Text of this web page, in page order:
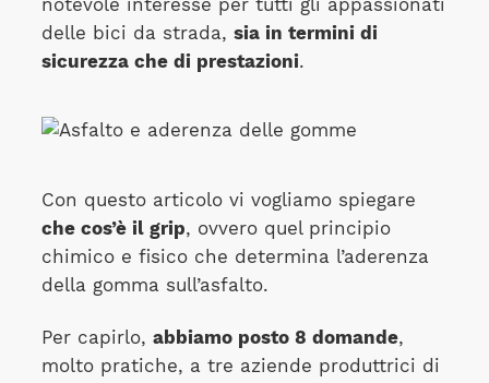
notevole interesse per tutti gli appassionati
delle bici da strada, sia in termini di
sicurezza che di prestazioni.
Con questo articolo vi vogliamo spiegare
che cos’è il grip, ovvero quel principio
chimico e fisico che determina l’aderenza
della gomma sull’asfalto.
Per capirlo, abbiamo posto 8 domande,
molto pratiche, a tre aziende produttrici di